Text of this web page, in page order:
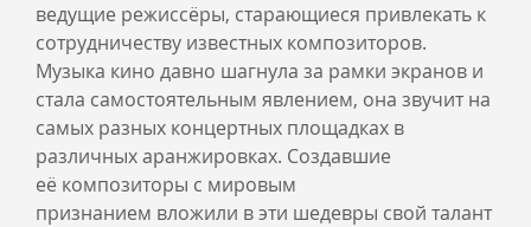
ведущие режиссёры, старающиеся привлекать к
сотрудничеству известных композиторов.
Музыка кино давно шагнула за рамки экранов и
стала самостоятельным явлением, она звучит на
самых разных концертных площадках в
различных аранжировках. Создавшие
её композиторы с мировым
признанием вложили в эти шедевры свой талант